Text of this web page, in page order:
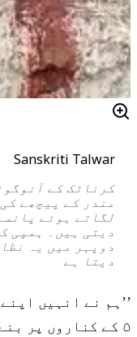
Sanskriti Talwar
کرناٹک کے
مندر کے پیچھے
لگاتے ہوئے
دیتی ہیں۔ ہمپی
دوپہر میں یہ
دیتا ہے
۵ کے کناروں پر